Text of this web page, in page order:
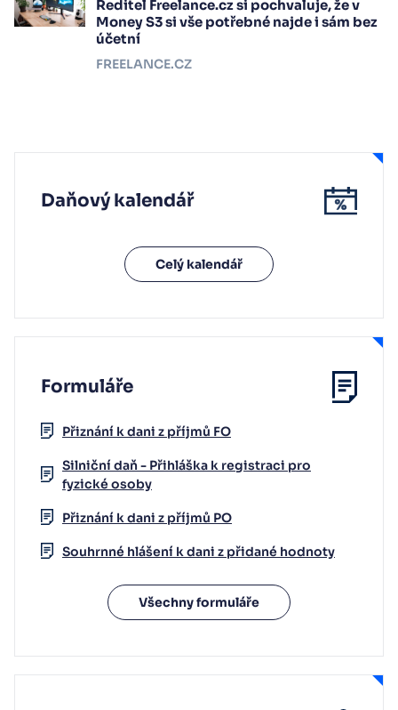
Ředitel Freelance.cz si pochvaluje, že v
Money S3 si vše potřebné najde i sám bez
účetní
FREELANCE.CZ
Daňový kalendář
Celý kalendář
Formuláře
Přiznání k dani z příjmů FO
Silniční daň - Přihláška k registraci pro
fyzické osoby
Přiznání k dani z příjmů PO
Souhrnné hlášení k dani z přidané hodnoty
Všechny formuláře